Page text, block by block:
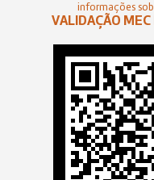
informações
VALIDAÇÃO